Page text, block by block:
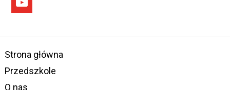
Strona główna
Przedszkole
O nas